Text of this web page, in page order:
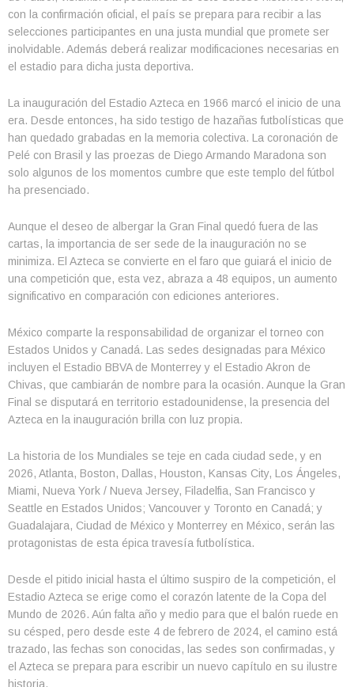
con la confirmación oficial, el país se prepara para recibir a las
selecciones participantes en una justa mundial que promete ser
inolvidable. Además deberá realizar modificaciones necesarias en
el estadio para dicha justa deportiva.
La inauguración del Estadio Azteca en 1966 marcó el inicio de una
era. Desde entonces, ha sido testigo de hazañas futbolísticas que
han quedado grabadas en la memoria colectiva. La coronación de
Pelé con Brasil y las proezas de Diego Armando Maradona son
solo algunos de los momentos cumbre que este templo del fútbol
ha presenciado.
Aunque el deseo de albergar la Gran Final quedó fuera de las
cartas, la importancia de ser sede de la inauguración no se
minimiza. El Azteca se convierte en el faro que guiará el inicio de
una competición que, esta vez, abraza a 48 equipos, un aumento
significativo en comparación con ediciones anteriores.
México comparte la responsabilidad de organizar el torneo con
Estados Unidos y Canadá. Las sedes designadas para México
incluyen el Estadio BBVA de Monterrey y el Estadio Akron de
Chivas, que cambiarán de nombre para la ocasión. Aunque la Gran
Final se disputará en territorio estadounidense, la presencia del
Azteca en la inauguración brilla con luz propia.
La historia de los Mundiales se teje en cada ciudad sede, y en
2026, Atlanta, Boston, Dallas, Houston, Kansas City, Los Ángeles,
Miami, Nueva York / Nueva Jersey, Filadelfia, San Francisco y
Seattle en Estados Unidos; Vancouver y Toronto en Canadá; y
Guadalajara, Ciudad de México y Monterrey en México, serán las
protagonistas de esta épica travesía futbolística.
Desde el pitido inicial hasta el último suspiro de la competición, el
Estadio Azteca se erige como el corazón latente de la Copa del
Mundo de 2026. Aún falta año y medio para que el balón ruede en
su césped, pero desde este 4 de febrero de 2024, el camino está
trazado, las fechas son conocidas, las sedes son confirmadas, y
el Azteca se prepara para escribir un nuevo capítulo en su ilustre
historia.